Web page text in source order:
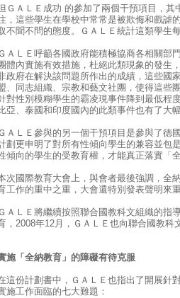
ＧＡＬＥ成功 的參加了兩個干預項目，其
，這些學生在學校中常常是被欺侮和戲謔
不聞不問的態度。ＧＡＬＥ統計這類學生
ＧＡＬＥ呼籲各國政府能積極協商各相關部
體內實施有效措施，杜絕此類現象的發生
政府在解決該問題所作出的成績，這些國
、同志組織、宗教和藝文社團，使得這些
對性別模糊學生的霸凌現事件降到最低程
亞、泰國和印度國內的此類事件也有了大
ＧＡＬＥ參與的另一個干預項目是參與了德
劃更申明了對所有性傾向學生的兼容並包
傾向的學生的受教育權，才能真正落實「
次國際教育大會上，與會者最後強調，全
工作的重中之重，大會還特別發表聲明來
ＧＡＬＥ將繼續按照聯合國教科文組織的指
，2008年12月，ＧＡＬＥ也向聯合國教科
施「全納教育」的障礙有待克服
這份計劃書中，ＧＡＬＥ也指出了開展針
施工作面臨的七大難題：